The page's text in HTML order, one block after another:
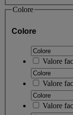
Colore
Colore
Valore
Valore
Valore